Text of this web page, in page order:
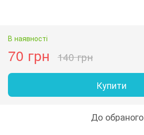
В наявності
70 грн 140 грн
Купити
До обраного